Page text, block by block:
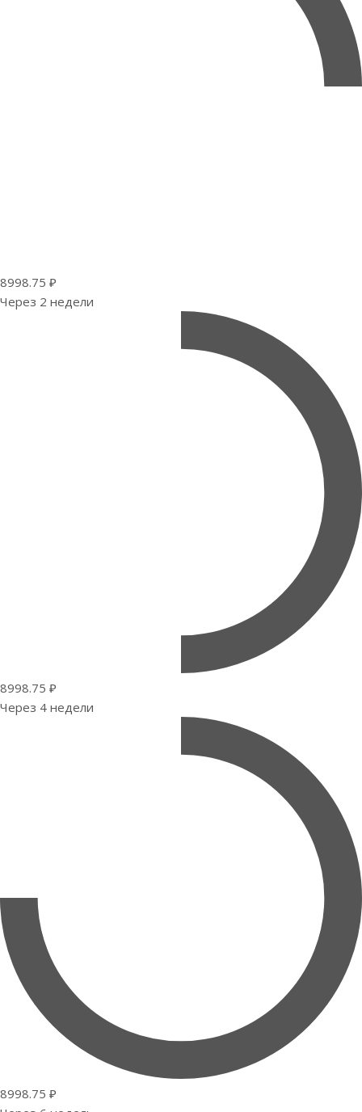
8998.75 ₽
Через 2 недели
8998.75 ₽
Через 4 недели
8998.75 ₽